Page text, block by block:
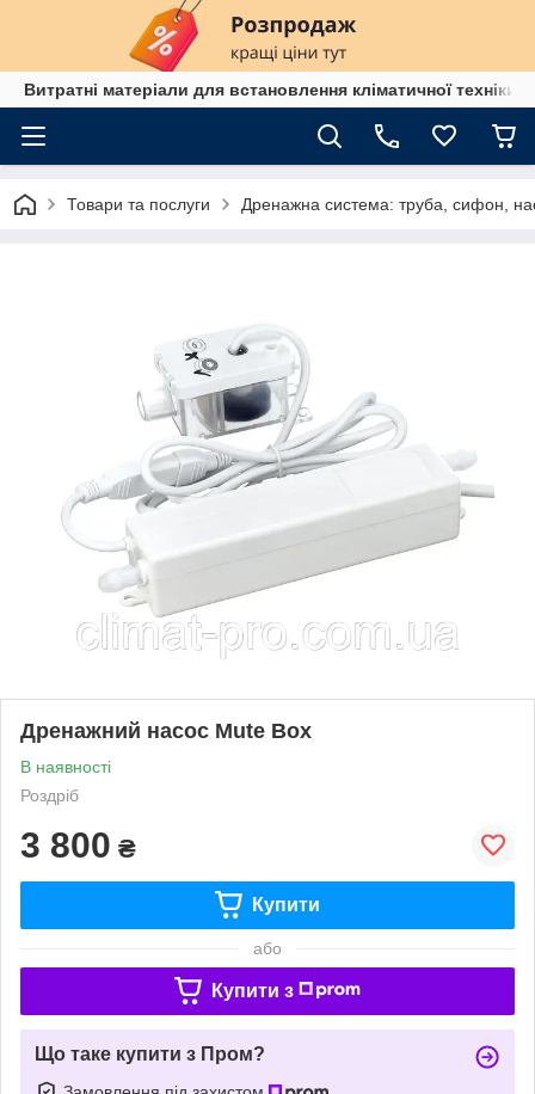
Витратні матеріали для встановлення кліматичної техніки
Товари та послуги Дренажна система: труба, сифон,
Дренажний насос Mute Box
В наявності
Роздріб
3 800 ₴
Купити
або
Купити з
Що таке купити з Пром?